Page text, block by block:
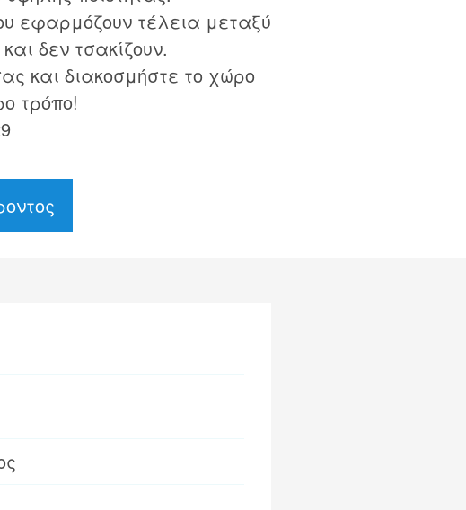
εφαρμόζουν τέλεια μεταξύ
δεν τσακίζουν.
και διακοσμήστε το χώρο
τρόπο!